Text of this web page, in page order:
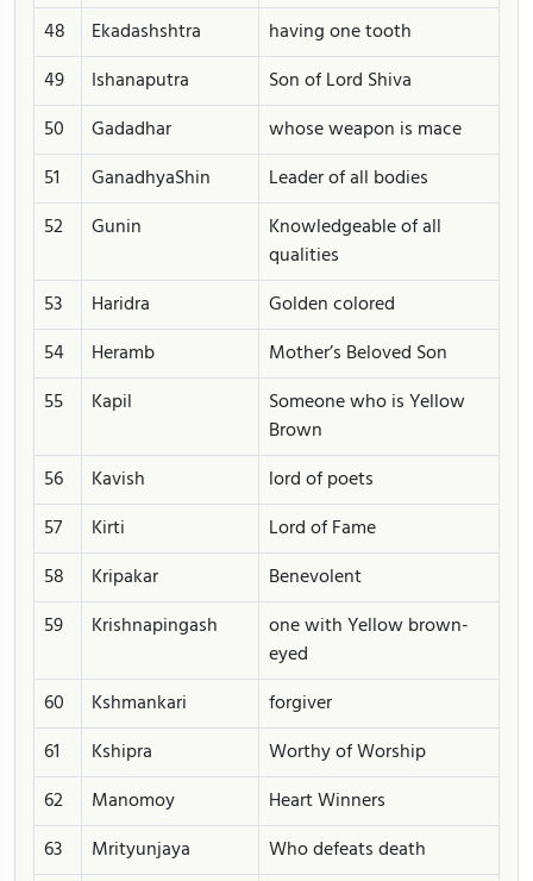
48
Ekadashshtra
having one tooth
49
Ishanaputra
Son of Lord Shiva
50
Gadadhar
whose weapon is mace
51
GanadhyaShin
Leader of all bodies
52
Gunin
Knowledgeable of all
qualities
53
Haridra
Golden colored
54
Heramb
Mother’s Beloved Son
55
Kapil
Someone who is Yellow
Brown
56
Kavish
lord of poets
57
Kirti
Lord of Fame
58
Kripakar
Benevolent
59
Krishnapingash
one with Yellow brown-
eyed
60
Kshmankari
forgiver
61
Kshipra
Worthy of Worship
62
Manomoy
Heart Winners
63
Mrityunjaya
Who defeats death